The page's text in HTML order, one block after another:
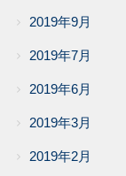
2019年9月
2019年7月
2019年6月
2019年3月
2019年2月